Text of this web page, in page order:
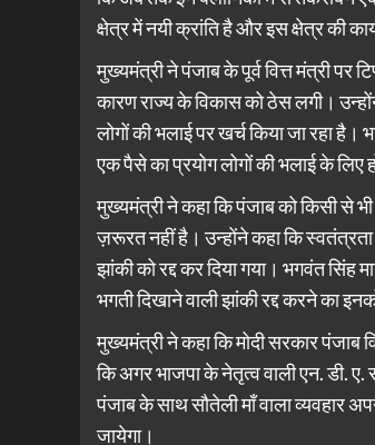
क्षेत्र में नयी क्रांति है और इस क्षेत्र की
मुख्यमंत्री ने पंजाब के पूर्व वित्त मंत्री पर
कारण राज्य के विकास को ठेस लगी।
लोगों की भलाई पर खर्च किया जा रहा
एक पैसे का प्रयोग लोगों की भलाई के लिए
मुख्यमंत्री ने कहा कि पंजाब को किसी से
ज़रूरत नहीं है। उन्होंने कहा कि
झांकी को रद्द कर दिया गया। भगवंत सिंह
भगती दिखाने वाली झांकी रद्द करने का
मुख्यमंत्री ने कहा कि मोदी सरकार पंजाब
कि अगर भाजपा के नेतृत्व वाली एन. डी. ए.
पंजाब के साथ सौतेली माँ वाला व्यवहार
जायेगा।